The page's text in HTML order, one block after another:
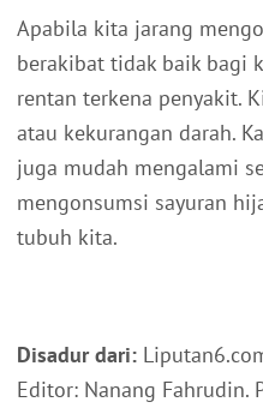
Apabila kita jarang
berakibat tidak baik bagi
rentan terkena penyakit.
atau kekurangan darah.
juga mudah mengalami
mengonsumsi sayuran
tubuh kita.
Disadur dari:
Editor: Nanang Fahrudin.